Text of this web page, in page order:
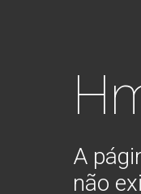
A
não